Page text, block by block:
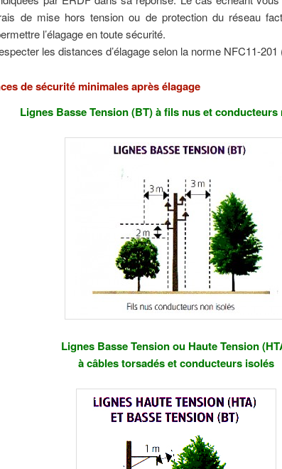
de mise hors tension ou de protection du réseau
l’élagage en toute sécurité.
les distances d’élagage selon la norme NFC11-
de sécurité minimales après élagage
Lignes Basse Tension (BT) à fils nus et
Lignes Basse Tension ou Haute Tension
à câbles torsadés et conducteurs isolés